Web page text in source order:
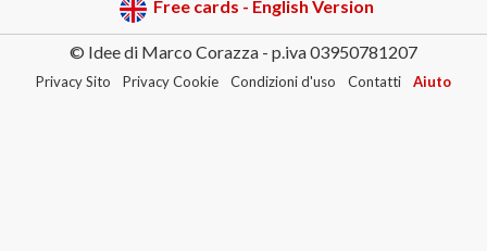
Free cards - English Version
© Idee di Marco Corazza - p.iva 03950781207
Privacy Sito Privacy Cookie Condizioni d'uso Contatti Aiuto